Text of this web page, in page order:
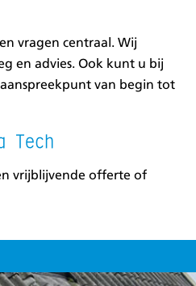
vragen centraal. Wij
en advies. Ook kunt u bij
van begin tot
Tech
vrijblijvende offerte of